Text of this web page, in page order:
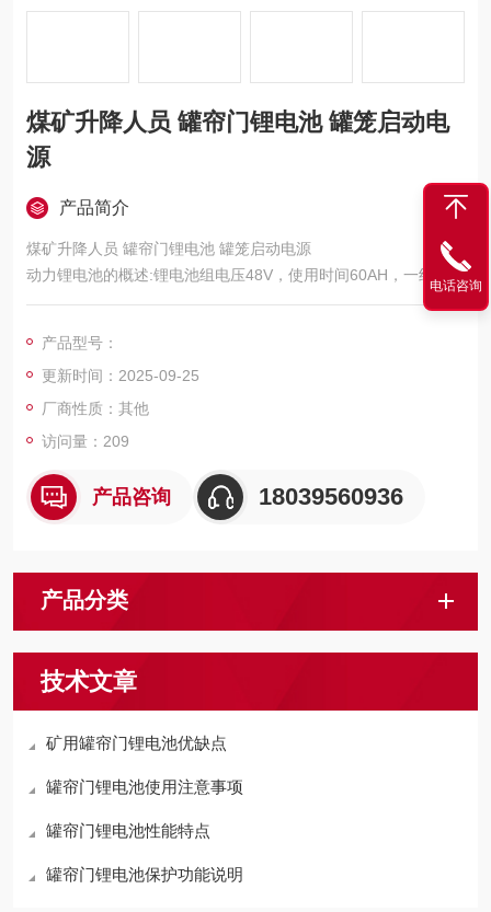
煤矿升降人员 罐帘门锂电池 罐笼启动电
源
产品简介
煤矿升降人员 罐帘门锂电池 罐笼启动电源
动力锂电池的概述:锂电池组电压48V，使用时间60AH，一组锂电
池组共有16串电池和保护板和电池箱组成，保护板可以避免瞬间
板，防止造成漏电。
产品型号：
更新时间：2025-09-25
厂商性质：其他
访问量：209
产品咨询 18039560936
产品分类
技术文章
矿用罐帘门锂电池优缺点
罐帘门锂电池使用注意事项
罐帘门锂电池性能特点
罐帘门锂电池保护功能说明
电话咨询